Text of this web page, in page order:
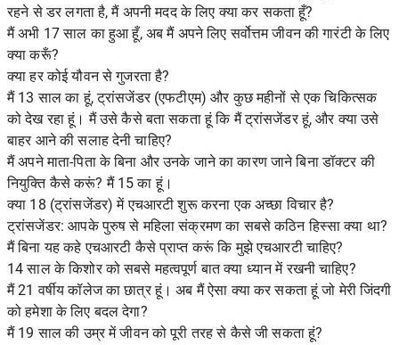
रहने से डर लगता है, मैं अपनी मदद के लिए क्या कर सकता हूँ?
मैं अभी 17 साल का हुआ हूँ, अब मैं अपने लिए सर्वोत्तम जीवन की गारंटी के लिए
क्या करूँ?
क्या हर कोई यौवन से गुजरता है?
मैं 13 साल का हूं, ट्रांसजेंडर (एफटीएम) और कुछ महीनों से एक चिकित्सक
को देख रहा हूं। मैं उसे कैसे बता सकता हूं कि मैं ट्रांसजेंडर हूं, और क्या उसे
बाहर आने की सलाह देनी चाहिए?
मैं अपने माता-पिता के बिना और उनके जाने का कारण जाने बिना डॉक्टर की
नियुक्ति कैसे करूं? मैं 15 का हूं।
क्या 18 (ट्रांसजेंडर) में एचआरटी शुरू करना एक अच्छा विचार है?
ट्रांसजेंडर: आपके पुरुष से महिला संक्रमण का सबसे कठिन हिस्सा क्या था?
मैं बिना यह कहे एचआरटी कैसे प्राप्त करूं कि मुझे एचआरटी चाहिए?
14 साल के किशोर को सबसे महत्वपूर्ण बात क्या ध्यान में रखनी चाहिए?
मैं 21 वर्षीय कॉलेज का छात्र हूं। अब मैं ऐसा क्या कर सकता हूं जो मेरी जिंदगी
को हमेशा के लिए बदल देगा?
मैं 19 साल की उम्र में जीवन को पूरी तरह से कैसे जी सकता हूं?